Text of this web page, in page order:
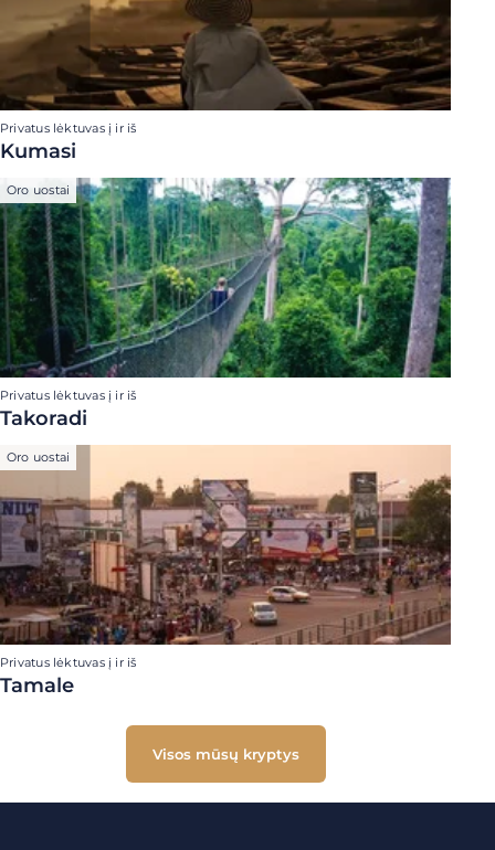
Privatus lėktuvas į ir iš
Kumasi
Oro uostai
Privatus lėktuvas į ir iš
Takoradi
Oro uostai
Privatus lėktuvas į ir iš
Tamale
Visos mūsų kryptys